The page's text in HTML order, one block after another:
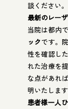
談ください。
最新のレー
当院は都内
ックです。
性を確認し
れた治療を
な点があれ
明いたします
患者様一人